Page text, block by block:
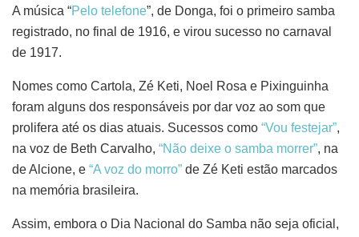
A música “Pelo telefone”, de Donga, foi o primeiro samba
registrado, no final de 1916, e virou sucesso no carnaval
de 1917.
Nomes como Cartola, Zé Keti, Noel Rosa e Pixinguinha
foram alguns dos responsáveis por dar voz ao som que
prolifera até os dias atuais. Sucessos como “Vou festejar”,
na voz de Beth Carvalho, “Não deixe o samba morrer”, na
de Alcione, e “A voz do morro” de Zé Keti estão marcados
na memória brasileira.
Assim, embora o Dia Nacional do Samba não seja oficial,